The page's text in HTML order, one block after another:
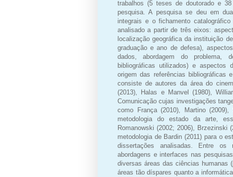
trabalhos (5 teses de doutorado e
pesquisa. A pesquisa se deu em
integrais e o fichamento
analisado a partir de três eixos:
localização geográfica da instituição
graduação e ano de defesa),
dados, abordagem do problema,
bibliográficas utilizados) e aspectos
origem das referências bibliográficas
consiste de autores da área do
(2013), Halas e Manvel (1980),
Comunicação cujas investigações
como França (2010), Martino
metodologia do estado da arte,
Romanowski (2002; 2006), Brzezinski
metodologia de Bardin (2011) para o
dissertações analisadas. Entre os
abordagens e interfaces nas
diversas áreas das ciências humanas
áreas tão díspares quanto a